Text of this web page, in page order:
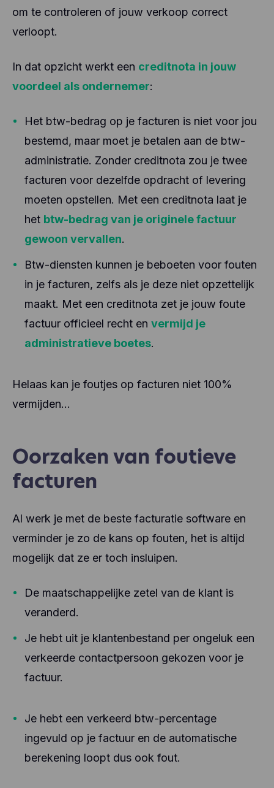
om te controleren of jouw verkoop correct
verloopt.
In dat opzicht werkt een creditnota in jouw
voordeel als ondernemer:
Het btw-bedrag op je facturen is niet voor jou
bestemd, maar moet je betalen aan de btw-
administratie. Zonder creditnota zou je twee
facturen voor dezelfde opdracht of levering
moeten opstellen. Met een creditnota laat je
het btw-bedrag van je originele factuur
gewoon vervallen.
Btw-diensten kunnen je beboeten voor fouten
in je facturen, zelfs als je deze niet opzettelijk
maakt. Met een creditnota zet je jouw foute
factuur officieel recht en vermijd je
administratieve boetes.
Helaas kan je foutjes op facturen niet 100%
vermijden…
Oorzaken van foutieve
facturen
Al werk je met de beste facturatie software en
verminder je zo de kans op fouten, het is altijd
mogelijk dat ze er toch insluipen.
De maatschappelijke zetel van de klant is
veranderd.
Je hebt uit je klantenbestand per ongeluk een
verkeerde contactpersoon gekozen voor je
factuur.
Je hebt een verkeerd btw-percentage
ingevuld op je factuur en de automatische
berekening loopt dus ook fout.